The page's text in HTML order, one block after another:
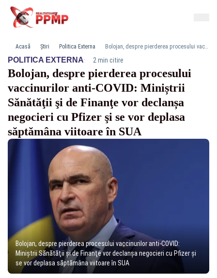
Acasă Știri Politica Externa Bolojan, despre pierderea procesului vaccinurilor anti-COVID: Miniștrii Sănătăţii şi de Finanţe vor declanșa negocieri cu Pfizer şi se vor deplasa săptămâna viitoare în SUA
POLITICA EXTERNA· 2 min citire
Bolojan, despre pierderea procesului
vaccinurilor anti-COVID: Miniștrii
Sănătăţii şi de Finanţe vor declanșa
negocieri cu Pfizer şi se vor deplasa
săptămâna viitoare în SUA
Bolojan, despre pierderea procesului vaccinurilor anti-COVID:
Miniștrii Sănătăţii şi de Finanţe vor declanșa negocieri cu Pfizer şi
se vor deplasa săptămâna viitoare în SUA